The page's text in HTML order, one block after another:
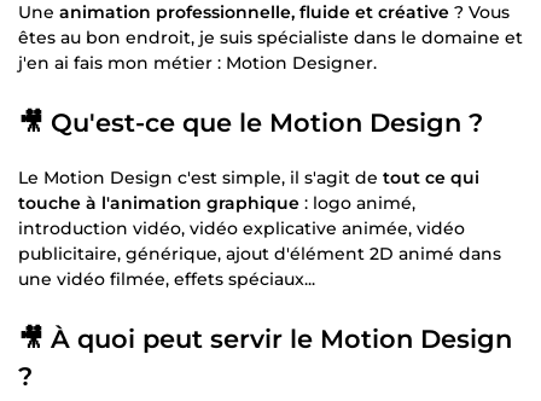
Une animation professionnelle, fluide et créative ? Vous
êtes au bon endroit, je suis spécialiste dans le domaine et
j'en ai fais mon métier : Motion Designer.
🎥 Qu'est-ce que le Motion Design ?
Le Motion Design c'est simple, il s'agit de tout ce qui
touche à l'animation graphique : logo animé,
introduction vidéo, vidéo explicative animée, vidéo
publicitaire, générique, ajout d'élément 2D animé dans
une vidéo filmée, effets spéciaux...
🎥 À quoi peut servir le Motion Design
?